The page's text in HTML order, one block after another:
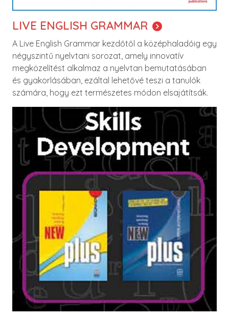
LIVE ENGLISH GRAMMAR
A Live English Grammar kezdőtől a középhaladóig egy
négyszintű nyelvtani sorozat, amely innovatív
megközelítést alkalmaz a nyelvtan bemutatásában
és gyakorlásában, ezáltal lehetővé teszi a tanulók
számára, hogy ezt természetes módon elsajátítsák.